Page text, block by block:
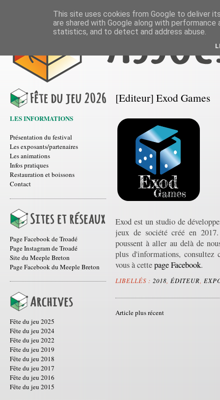
LES INFORMATIONS
Présentation du festival
Les exposants/partenaires
Les animations
Infos pratiques
Restauration et boissons
Contact
Page Facebook de Troadé
Page Instagram de Troadé
Site du Meeple Breton
Page Facebook du Meeple Breton
Fête du jeu 2025
Fête du jeu 2024
Fête du jeu 2022
Fête du jeu 2019
Fête du jeu 2018
Fête du jeu 2017
Fête du jeu 2016
Fête du jeu 2015
[Editeur] Exod Games
Exod est un studio de
jeux de société créé en
poussent à aller au delà de
plus d'informations,
vous à cettepage Facebook.
LIBELLÉS : 2018 ÉDITEUR
Article plus récent
This site uses cookies from Google to deliver
are shared with Google along with
statistics, and to detect and address abuse.